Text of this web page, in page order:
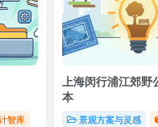
智库
上海闵行浦江郊野
本
景观方案与灵感